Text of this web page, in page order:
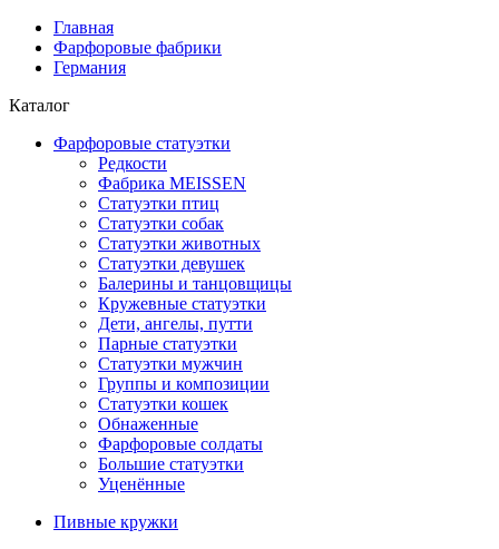
Главная
Фарфоровые фабрики
Германия
Каталог
Фарфоровые статуэтки
Редкости
Фабрика MEISSEN
Cтатуэтки птиц
Cтатуэтки собак
Статуэтки животных
Статуэтки девушек
Балерины и танцовщицы
Кружевные статуэтки
Дети, ангелы, путти
Парные статуэтки
Статуэтки мужчин
Группы и композиции
Статуэтки кошек
Обнаженные
Фарфоровые солдаты
Большие статуэтки
Уценённые
Пивные кружки